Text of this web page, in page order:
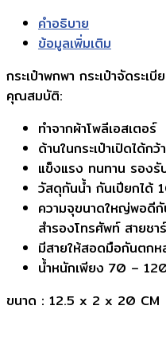
คำอธิบาย
ข้อมูลเพิ่มเติม
กระเป๋าพกพา กระเป๋าจัดระเบี
คุณสมบัติ:
ทำจากผ้าโพลีเอสเตอร์
ด้านในกระเป๋าเปิดได้ก
แข็งแรง ทนทาน รองรั
วัสดุกันนํ้า กันเปียกได้
ความจุขนาดใหญ่พอดี
สำรองโทรศัพท์ สายชา
มีสายให้สอดมือกันตกห
น้ำหนักเพียง 70 –
ขนาด：12.5 x 2 x 20 CM